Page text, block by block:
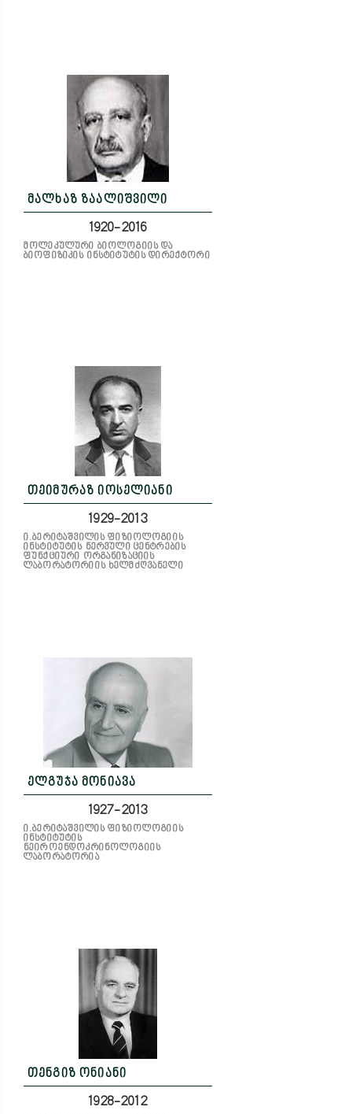
მალხაზ ზაალიშვილი
1920-2016
მოლეკულური ბიოლოგიის და
ბიოფიზიკის ინსტიტუტის დირექტორი
თეიმურაზ იოსელიანი
1929-2013
ი.ბერიტაშვილის ფიზიოლოგიის
ინსტიტუტის ნერვული ცენტრების
ფუნქციური ორგანიზაციის
ლაბორატორიის ხელმძღვანელი
ელგუჯა მონიავა
1927-2013
ი.ბერიტაშვილის ფიზიოლოგიის
ინსტიტუტის
ნეიროენდოკრინოლოგიის
ლაბორატორია
თენგიზ ონიანი
1928-2012